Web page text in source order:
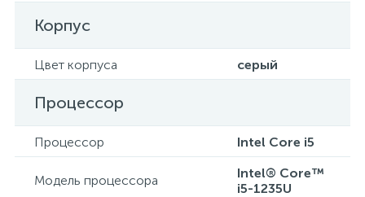
Корпус
Цвет корпуса серый
Процессор
Процессор Intel Core i5
Модель процессора
Intel® Core™
i5-1235U